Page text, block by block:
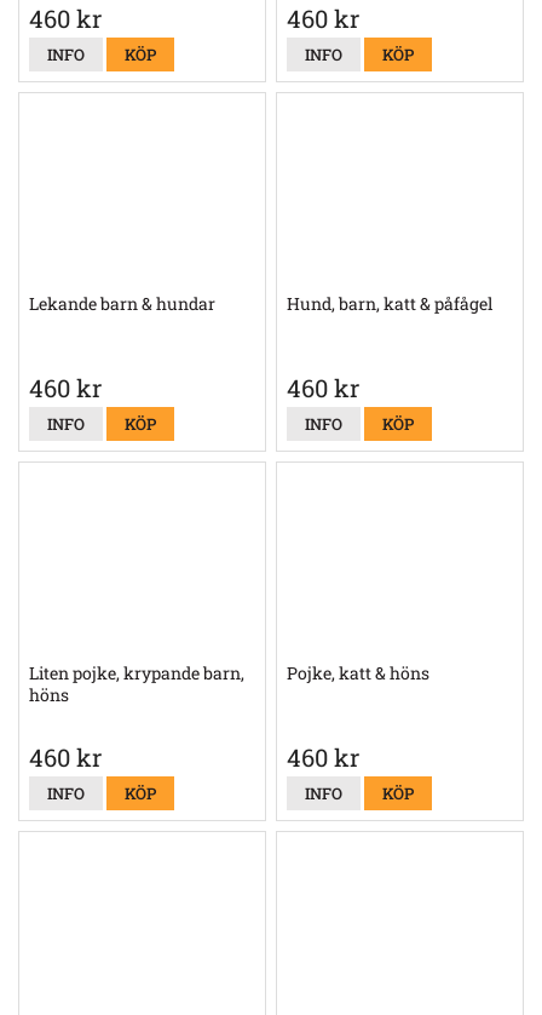
460 kr
INFO KÖP
460 kr
INFO KÖP
Lekande barn & hundar
460 kr
INFO KÖP
Hund, barn, katt & påfågel
460 kr
INFO KÖP
Liten pojke, krypande barn,
höns
460 kr
INFO KÖP
Pojke, katt & höns
460 kr
INFO KÖP